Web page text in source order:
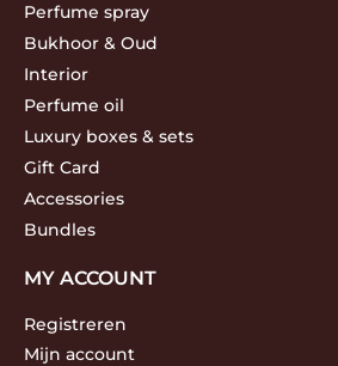
Perfume spray
Bukhoor & Oud
Interior
Perfume oil
Luxury boxes & sets
Gift Card
Accessories
Bundles
MY ACCOUNT
Registreren
Mijn account